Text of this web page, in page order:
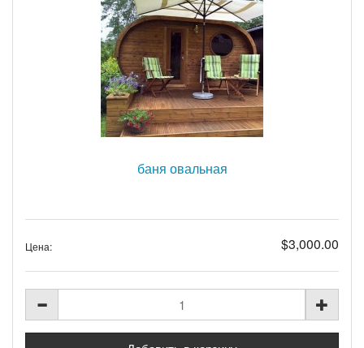
баня овальная
Цена: $3,000.00